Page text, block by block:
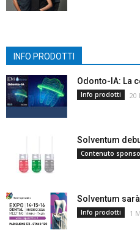
INFO PRODOTTI
Odonto-IA: La
Info prodotti 20
Solventum
Contenuto
Solventum
Info prodotti 1